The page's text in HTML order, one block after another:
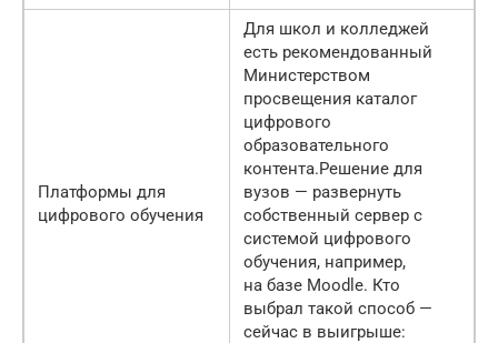
Платформы для
цифрового обучения
Для школ и колледжей
есть рекомендованный
Министерством
просвещения каталог
цифрового
образовательного
контента.Решение для
вузов — развернуть
собственный сервер с
системой цифрового
обучения, например,
на базе Moodle. Кто
выбрал такой способ —
сейчас в выигрыше: